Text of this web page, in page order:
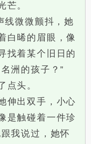
芒。
微微颤抖，她
白晞的眉眼，像
找着某个旧日的
洲的孩子？”
头。
出双手，小心
是触碰着一件珍
我说过，她怀